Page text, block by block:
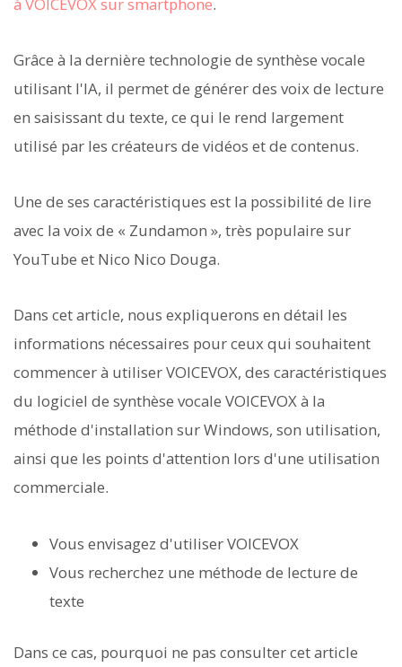
Grâce à la dernière technologie de synthèse vocale
utilisant l'IA, il permet de générer des voix de lecture
en saisissant du texte, ce qui le rend largement
utilisé par les créateurs de vidéos et de contenus.
Une de ses caractéristiques est la possibilité de lire
avec la voix de « Zundamon », très populaire sur
YouTube et Nico Nico Douga.
Dans cet article, nous expliquerons en détail les
informations nécessaires pour ceux qui souhaitent
commencer à utiliser VOICEVOX, des caractéristiques
du logiciel de synthèse vocale VOICEVOX à la
méthode d'installation sur Windows, son utilisation,
ainsi que les points d'attention lors d'une utilisation
commerciale.
Vous envisagez d'utiliser VOICEVOX
Vous recherchez une méthode de lecture de
texte
Dans ce cas, pourquoi ne pas consulter cet article